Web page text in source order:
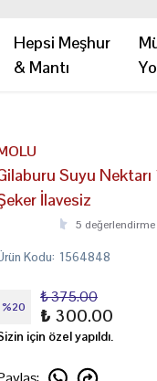
Hepsi Meşhur
& Mantı
Suyu
İlavesiz
5 değerlendirme
Kodu: 1564848
%20
₺ 375.00
₺ 300.00
için özel yapıldı.